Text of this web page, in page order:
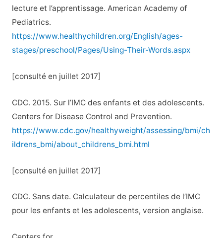
lecture et l’apprentissage. American Academy of
Pediatrics.
https://www.healthychildren.org/English/ages-
stages/preschool/Pages/Using-Their-Words.aspx
[consulté en juillet 2017]
CDC. 2015. Sur l’IMC des enfants et des adolescents.
Centers for Disease Control and Prevention.
https://www.cdc.gov/healthyweight/assessing/bmi/ch
ildrens_bmi/about_childrens_bmi.html
[consulté en juillet 2017]
CDC. Sans date. Calculateur de percentiles de l’IMC
pour les enfants et les adolescents, version anglaise.